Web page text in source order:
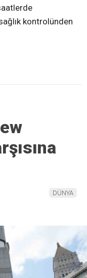
kontrolünden
DÜNYA